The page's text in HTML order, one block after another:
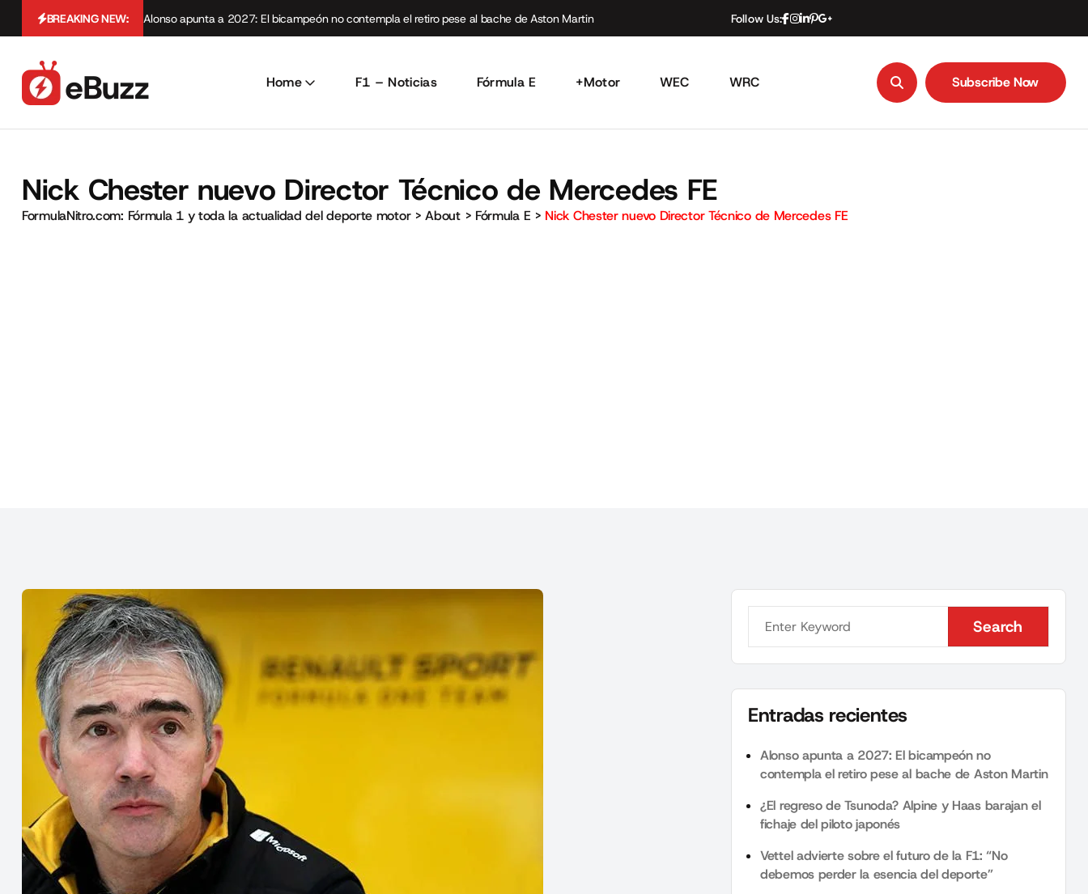
BREAKING NEW: Alonso apunta a 2027: El bicampeón no contempla el retiro pese al bache de Aston Martin Follow Us:
Home F1 – Noticias Fórmula E +Motor WEC WRC Subscribe Now
Nick Chester nuevo Director Técnico de Mercedes FE
FormulaNitro.com: Fórmula 1 y toda la actualidad del deporte motor>About> Fórmula E > Nick Chester nuevo Director Técnico de Mercedes FE
Search
Search
Entradas recientes
Alonso apunta a 2027: El bicampeón no
contempla el retiro pese al bache de Aston Martin
¿El regreso de Tsunoda? Alpine y Haas barajan el
fichaje del piloto japonés
Vettel advierte sobre el futuro de la F1: “No
debemos perder la esencia del deporte”